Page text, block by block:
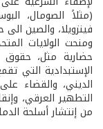
(مثلاً الصومال،
فينزويلا، والصين
ومنحت الولايات
حضارية مثل، حقوق
الإستبدادية التي
الديني، والقضاء
التطهير العرقي،
من إنتشار أسلحة